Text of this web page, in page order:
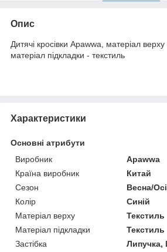
Опис
Дитячі кросівки Apawwa, матеріал
матеріал підкладки - текстиль
Характеристики
Основні атрибути
Виробник
Apawwa
Країна виробник
Китай
Сезон
Весна/
Колір
Синій
Матеріал верху
Текстиль
Матеріал підкладки
Текстиль
Застібка
Липучка,